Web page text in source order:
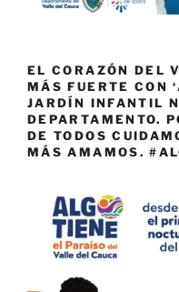
EL CORAZÓN DEL
MÁS FUERTE CON
JARDÍN INFANTIL
DEPARTAMENTO.
DE TODOS
MÁS AMAMOS.